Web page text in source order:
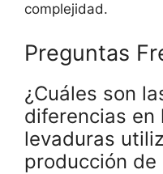
complejidad.
Preguntas
¿Cuáles son
diferencias
levaduras
producción de